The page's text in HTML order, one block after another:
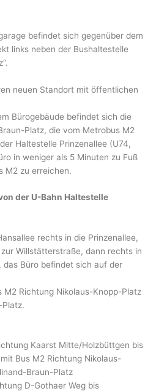
befindet sich gegenüber dem
links neben der Bushaltestelle
neuen Standort mit öffentlichen
Bürogebäude befindet sich die
Platz, die vom Metrobus M2
Haltestelle Prinzenallee (U74,
in weniger als 5 Minuten zu Fuß
M2 zu erreichen.
der U-Bahn Haltestelle
rechts in die Prinzenallee,
Willstätterstraße, dann rechts in
Büro befindet sich auf der
M2 Richtung Nikolaus-Knopp-Platz
Platz.
Kaarst Mitte/Holzbüttgen bis
Bus M2 Richtung Nikolaus-
Braun-Platz
D-Gothaer Wegbis